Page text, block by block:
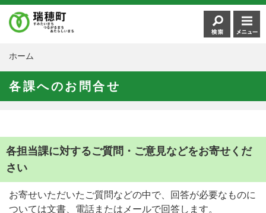
ホーム
各課へのお問合せ
各担当課に対するご質問・ご意見などをお寄せくだ
さい
お寄せいただいたご質問などの中で、回答が必要なものに
ついては文書、電話またはメールで回答します。